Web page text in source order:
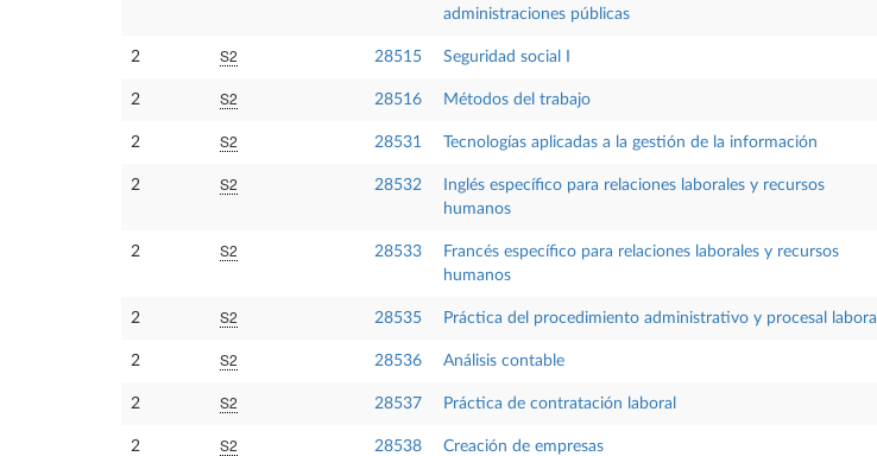
administraciones públicas
2 S2 28515 Seguridad social I
2 S2 28516 Métodos del trabajo
2 S2 28531 Tecnologías aplicadas a la gestión de la información
2 S2 28532
Inglés específico para relaciones laborales y recursos
humanos
2 S2 28533
Francés específico para relaciones laborales y recursos
humanos
2 S2 28535 Práctica del procedimiento administrativo y procesal laboral
2 S2 28536 Análisis contable
2 S2 28537 Práctica de contratación laboral
2 S2 28538 Creación de empresas